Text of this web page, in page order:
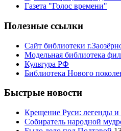
Газета "Голос времени"
Полезные ссылки
Сайт библиотеки
Модельная библиотека
Культура РФ
Библиотека Нового
Быстрые новости
Крещение Руси: легенды
Собиратель народной